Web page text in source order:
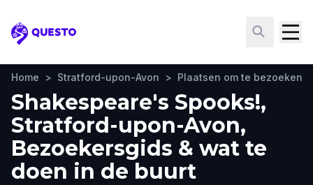
Questo
Home > Stratford-upon-Avon > Plaatsen om te bezoeken
Shakespeare's Spooks!,
Stratford-upon-Avon,
Bezoekersgids & wat te
doen in de buurt